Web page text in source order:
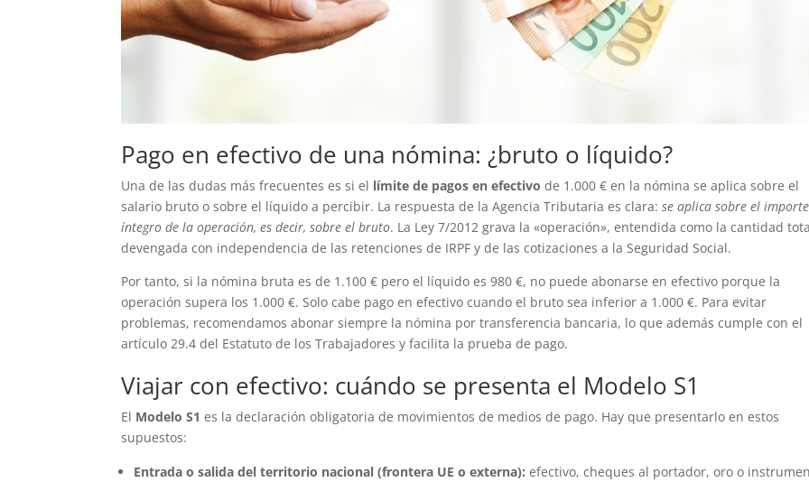
Pago en efectivo de una nómina: ¿bruto o líquido?
Una de las dudas más frecuentes es si el límite de pagos en efectivo de 1.000 € en la nómina se aplica sobre el
salario bruto o sobre el líquido a percibir. La respuesta de la Agencia Tributaria es clara:se aplica sobre el importe
íntegro de la operación, es decir, sobre el bruto. La Ley 7/2012 grava la «operación», entendida como la cantidad
devengada con independencia de las retenciones de IRPF y de las cotizaciones a la Seguridad Social.
Por tanto, si la nómina bruta es de 1.100 € pero el líquido es 980 €, no puede abonarse en efectivo porque la
operación supera los 1.000 €. Solo cabe pago en efectivo cuando el bruto sea inferior a 1.000 €. Para evitar
problemas, recomendamos abonar siempre la nómina por transferencia bancaria, lo que además cumple con el
artículo 29.4 del Estatuto de los Trabajadores y facilita la prueba de pago.
Viajar con efectivo: cuándo se presenta el Modelo S1
El Modelo S1 es la declaración obligatoria de movimientos de medios de pago. Hay que presentarlo en estos
supuestos:
Entrada o salida del territorio nacional (frontera UE o externa): efectivo, cheques al portador, oro o